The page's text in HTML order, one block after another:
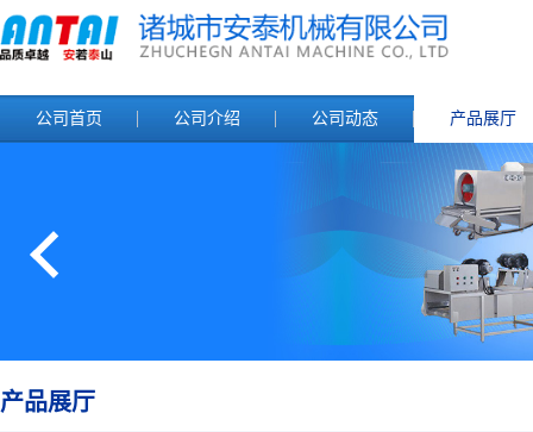
公司首页 公司介绍 公司动态 产品展厅
产品展厅